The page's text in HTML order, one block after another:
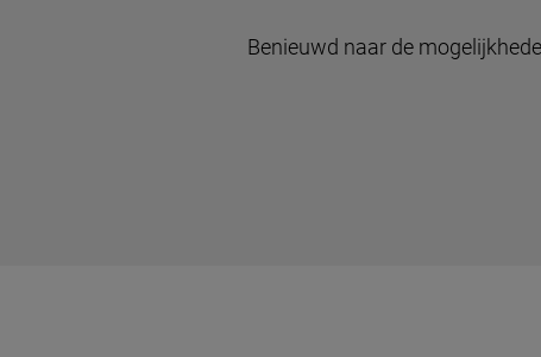
Benieuwd naar de